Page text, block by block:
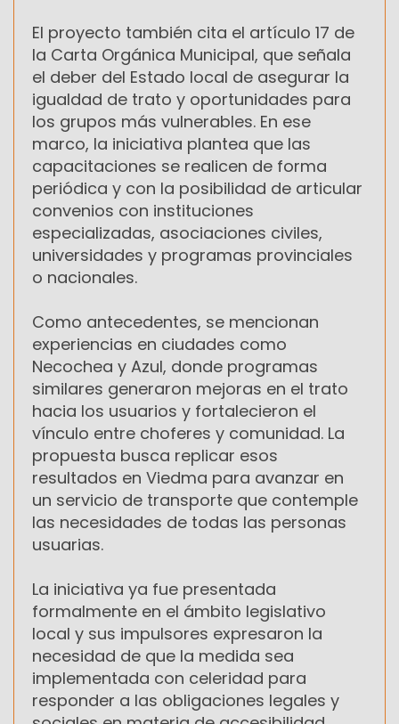
El proyecto también cita el artículo 17 de
la Carta Orgánica Municipal, que señala
el deber del Estado local de asegurar la
igualdad de trato y oportunidades para
los grupos más vulnerables. En ese
marco, la iniciativa plantea que las
capacitaciones se realicen de forma
periódica y con la posibilidad de articular
convenios con instituciones
especializadas, asociaciones civiles,
universidades y programas provinciales
o nacionales.
Como antecedentes, se mencionan
experiencias en ciudades como
Necochea y Azul, donde programas
similares generaron mejoras en el trato
hacia los usuarios y fortalecieron el
vínculo entre choferes y comunidad. La
propuesta busca replicar esos
resultados en Viedma para avanzar en
un servicio de transporte que contemple
las necesidades de todas las personas
usuarias.
La iniciativa ya fue presentada
formalmente en el ámbito legislativo
local y sus impulsores expresaron la
necesidad de que la medida sea
implementada con celeridad para
responder a las obligaciones legales y